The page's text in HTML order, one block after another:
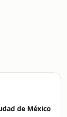
de México